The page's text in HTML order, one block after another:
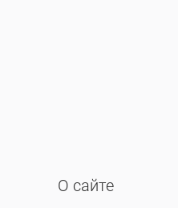
О сайте